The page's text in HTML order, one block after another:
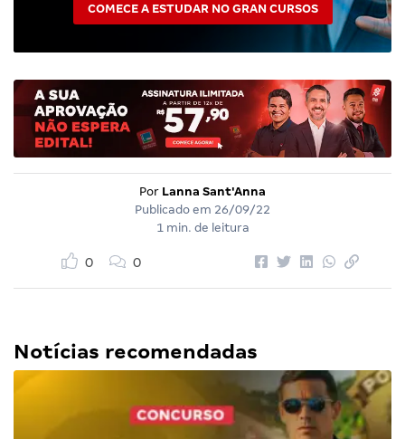
COMECE A ESTUDAR NO GRAN CURSOS
Por Lanna Sant'Anna
Publicado em 26/09/22
1 min. de leitura
0 0
Notícias recomendadas